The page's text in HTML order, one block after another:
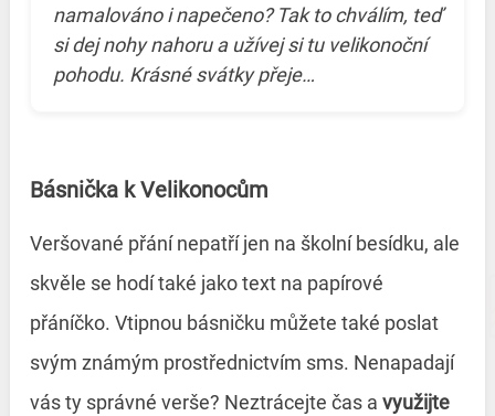
namalováno i napečeno? Tak to chválím, teď
si dej nohy nahoru a užívej si tu velikonoční
pohodu. Krásné svátky přeje…
Básnička k Velikonocům
Veršované přání nepatří jen na školní besídku, ale
skvěle se hodí také jako text na papírové
přáníčko. Vtipnou básničku můžete také poslat
svým známým prostřednictvím sms. Nenapadají
vás ty správné verše? Neztrácejte čas a využijte